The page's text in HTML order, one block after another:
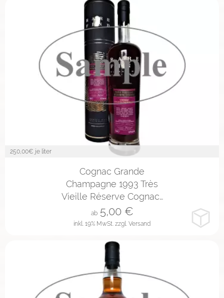
250,00€ je liter
Cognac Grande
Champagne 1993 Très
Vieille Réserve Cognac…
inkl. 19% MwSt. zzgl. Versand
ab 5,00€